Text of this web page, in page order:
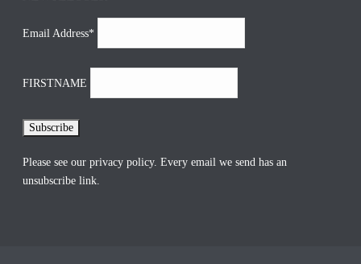
Email Address*
FIRSTNAME
Please see ourprivacy policy. Every email we send has an
unsubscribe link.